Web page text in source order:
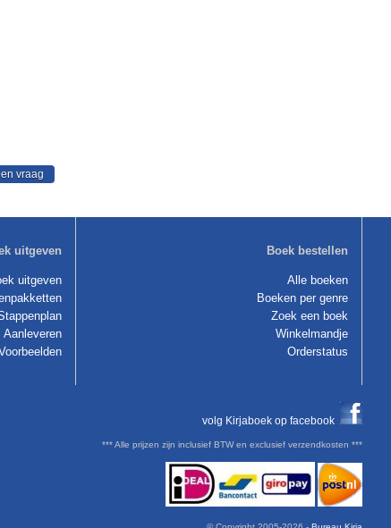
uitgeven
uitgeven
Aanleveren
Boek bestellen
Alle boeken
Boeken per genre
Zoek een boek
Winkelmandje
Orderstatus
volg Kirjaboek op facebook
*** Alle prijzen zijn inclusief BTW en exclusief verzendkosten ***